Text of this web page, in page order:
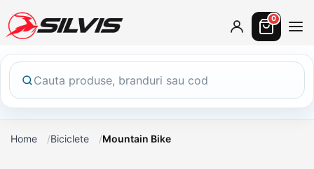
0
Home Biciclete Mountain Bike